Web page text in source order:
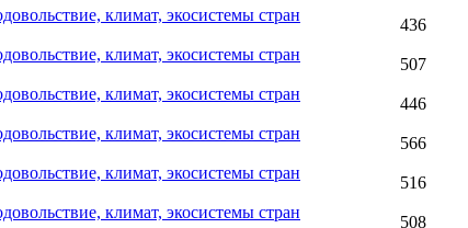
климат, экосистемы стран
436
климат, экосистемы стран
507
климат, экосистемы стран
446
климат, экосистемы стран
566
климат, экосистемы стран
516
климат, экосистемы стран
508